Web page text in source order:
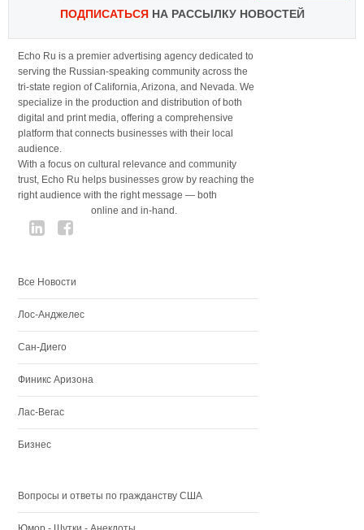
ПОДПИСАТЬСЯНА РАССЫЛКУ НОВОСТЕЙ
Echo Ru is a premier advertising agency dedicated to
serving the Russian-speaking community across the
tri-state region of California, Arizona, and Nevada. We
specialize in the production and distribution of both
digital and print media, offering a comprehensive
platform that connects businesses with their local
audience.
With a focus on cultural relevance and community
trust, Echo Ru helps businesses grow by reaching the
right audience with the right message — both
online and in-hand.
Все Новости
Лос-Анджелес
Сан-Диего
Финикс Аризона
Лас-Вегас
Бизнес
Вопросы и ответы по гражданству США